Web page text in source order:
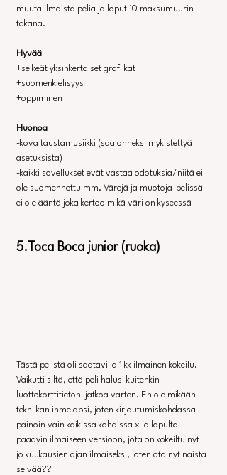
muuta ilmaista peliä ja loput 10 maksumuurin
takana.
Hyvää
+selkeät yksinkertaiset grafiikat
+suomenkielisyys
+oppiminen
Huonoa
-kova taustamusiikki (saa onneksi mykistettyä
asetuksista)
-kaikki sovellukset evät vastaa odotuksia/niitä ei
ole suomennettu mm. Värejä ja muotoja-pelissä
ei ole ääntä joka kertoo mikä väri on kyseessä
5.Toca Boca junior (ruoka)
Tästä pelistä oli saatavilla 1 kk ilmainen kokeilu.
Vaikutti siltä, että peli halusi kuitenkin
luottokorttitietoni jatkoa varten. En ole mikään
tekniikan ihmelapsi, joten kirjautumiskohdassa
painoin vain kaikissa kohdissa x ja lopulta
päädyin ilmaiseen versioon, jota on kokeiltu nyt
jo kuukausien ajan ilmaiseksi, joten ota nyt näistä
selvää??